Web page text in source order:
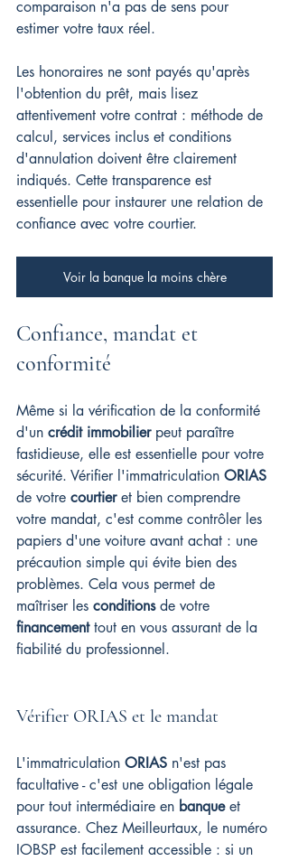
comparaison n'a pas de sens pour
estimer votre taux réel.
Les honoraires ne sont payés qu'après
l'obtention du prêt, mais lisez
attentivement votre contrat : méthode de
calcul, services inclus et conditions
d'annulation doivent être clairement
indiqués. Cette transparence est
essentielle pour instaurer une relation de
confiance avec votre courtier.
Voir la banque la moins chère
Confiance, mandat et
conformité
Même si la vérification de la conformité
d'un crédit immobilier peut paraître
fastidieuse, elle est essentielle pour votre
sécurité. Vérifier l'immatriculation ORIAS
de votre courtier et bien comprendre
votre mandat, c'est comme contrôler les
papiers d'une voiture avant achat : une
précaution simple qui évite bien des
problèmes. Cela vous permet de
maîtriser les conditions de votre
financement tout en vous assurant de la
fiabilité du professionnel.
Vérifier ORIAS et le mandat
L'immatriculation ORIAS n'est pas
facultative - c'est une obligation légale
pour tout intermédiaire en banque et
assurance. Chez Meilleurtaux, le numéro
IOBSP est facilement accessible : si un